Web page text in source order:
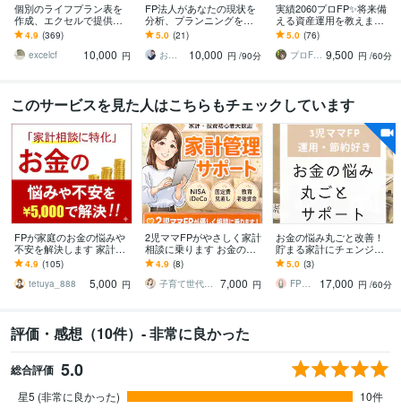
個別のライフプラン表を
作成、エクセルで提供し
ます 住宅購入、NISA/iDe
Co、働き方、老後資金な
どの検討に
4.9 (369)
excelcf
10,000 円
FP法人があなたの現状を
分析、プランニングをし
ます 現状のライフプラン
を知って、理想の夢・目
標を叶えましょう！
5.0 (21)
お金のご相談＠FP法人PrivateFp
10,000 円 /90分
実績2060プロFP✨将来備
える資産運用を教えます 3
0〜90分◎NISAやiDeCo解
説✨持ち家売買相談もOK
5.0 (76)
プロFP㊗️2061件✨家計コンサル相談 9,500 円 /60分
このサービスを見た人はこちらもチェックしています
FPが家庭のお金の悩みや
不安を解決します 家計相
談に特化。お客様の生活
水準に合った改善案をお
こないます
4.9 (105)
tetuya_888
5,000 円
2児ママFPがやさしく家計
相談に乗ります お金のこ
と、誰にも聞けない不安
をやさしく整理します
4.9 (8)
子育て世代のお金の相談室 FPゆり
7,000 円
お金の悩み丸ごと改善！
貯まる家計にチェンジし
ます お金の悩みも寄り添
い型の相談ならあなたら
しく貯まります
5.0 (3)
FPこじか あや
17,000 円 /60分
評価・感想（10件）- 非常に良かった
総合評価 5.0
星5 (非常に良かった)
10件